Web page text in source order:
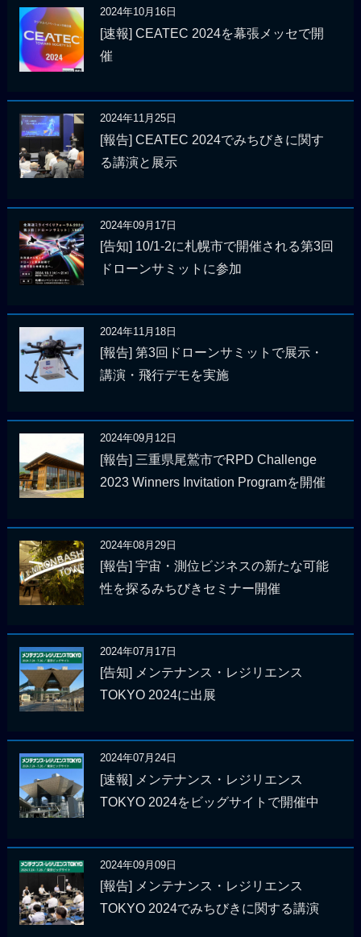
2024年10月16日
[速報] CEATEC 2024を幕張メッセで開
催
2024年11月25日
[報告] CEATEC 2024でみちびきに関す
る講演と展示
2024年09月17日
[告知] 10/1-2に札幌市で開催される第3回
ドローンサミットに参加
2024年11月18日
[報告] 第3回ドローンサミットで展示・
講演・飛行デモを実施
2024年09月12日
[報告] 三重県尾鷲市でRPD Challenge
2023 Winners Invitation Programを開催
2024年08月29日
[報告] 宇宙・測位ビジネスの新たな可能
性を探るみちびきセミナー開催
2024年07月17日
[告知] メンテナンス・レジリエンス
TOKYO 2024に出展
2024年07月24日
[速報] メンテナンス・レジリエンス
TOKYO 2024をビッグサイトで開催中
2024年09月09日
[報告] メンテナンス・レジリエンス
TOKYO 2024でみちびきに関する講演